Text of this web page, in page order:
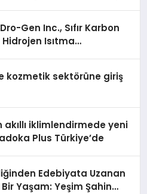
Gen Inc., Sıfır Karbon
Isıtma
kozmetik sektörüne giriş
akıllı iklimlendirmede yeni
Plus Türkiye’de
Edebiyata Uzanan
Yaşam: Yeşim Şahin